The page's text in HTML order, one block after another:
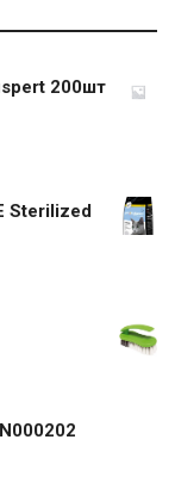
200шт
Sterilized